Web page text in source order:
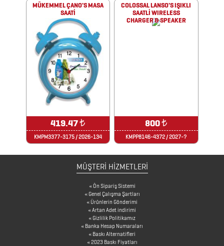
ÇAKILAR
ÇAKMAKLAR
MÜKEMMEL ÇANO'S MASA
SAATİ
419.47₺
KMPM3377-3175 / 2026-134
COLOSSAL LANSO'S IŞIKLI
SAATLİ WIRELESS
CHARGER & SPEAKER
800₺
KMPP8146-4372 / 2027-?
MÜŞTERİ HİZMETLERİ
Ön Sipariş Sistemi
Genel Çalışma Şartları
Ürünlerin Gönderimi
Artan Adet indirimi
Gizlilik Politikamız
Banka Hesap Numaraları
Baskı Alternatifleri
2023 Baskı Fiyatları